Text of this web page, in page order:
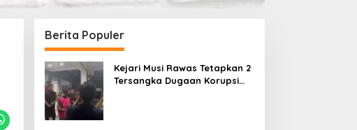
Berita Populer
Kejari Musi Rawas Tetapkan 2
Tersangka Dugaan Korupsi